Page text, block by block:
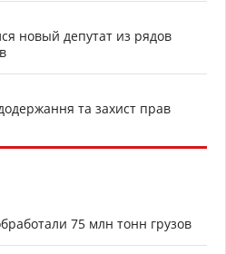
новый депутат из рядов
та захист прав
75 млн тонн грузов